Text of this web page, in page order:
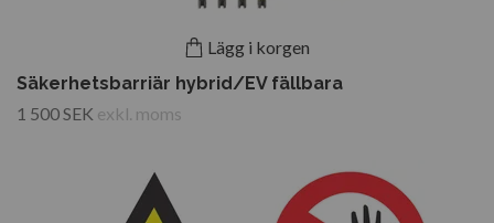
Lägg i korgen
Säkerhetsbarriär hybrid/EV fällbara
1 500 SEK exkl. moms